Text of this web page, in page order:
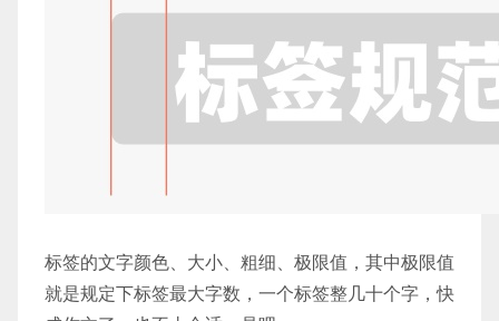
标签的文字颜色、大小、粗细、极限值，其中极限值
就是规定下标签最大字数，一个标签整几十个字，快